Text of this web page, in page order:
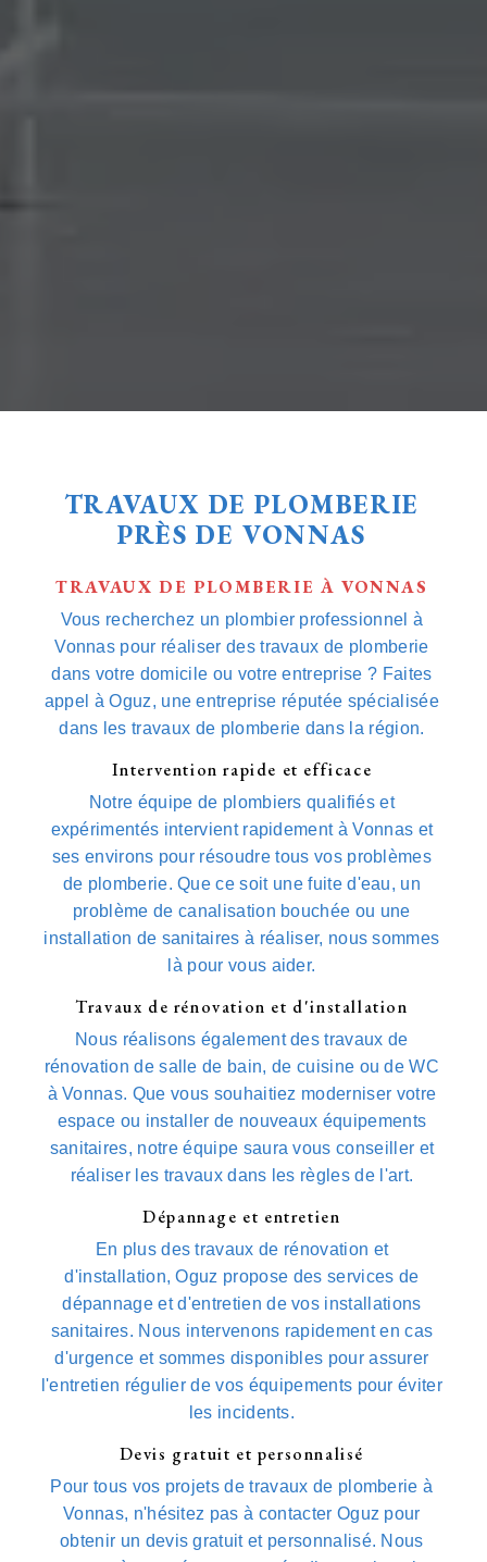
TRAVAUX DE PLOMBERIE
PRÈS DE VONNAS
TRAVAUX DE PLOMBERIE À VONNAS
Vous recherchez un plombier professionnel à
Vonnas pour réaliser des travaux de plomberie
dans votre domicile ou votre entreprise ? Faites
appel à Oguz, une entreprise réputée spécialisée
dans les travaux de plomberie dans la région.
Intervention rapide et efficace
Notre équipe de plombiers qualifiés et
expérimentés intervient rapidement à Vonnas et
ses environs pour résoudre tous vos problèmes
de plomberie. Que ce soit une fuite d'eau, un
problème de canalisation bouchée ou une
installation de sanitaires à réaliser, nous sommes
là pour vous aider.
Travaux de rénovation et d'installation
Nous réalisons également des travaux de
rénovation de salle de bain, de cuisine ou de WC
à Vonnas. Que vous souhaitiez moderniser votre
espace ou installer de nouveaux équipements
sanitaires, notre équipe saura vous conseiller et
réaliser les travaux dans les règles de l'art.
Dépannage et entretien
En plus des travaux de rénovation et
d'installation, Oguz propose des services de
dépannage et d'entretien de vos installations
sanitaires. Nous intervenons rapidement en cas
d'urgence et sommes disponibles pour assurer
l'entretien régulier de vos équipements pour éviter
les incidents.
Devis gratuit et personnalisé
Pour tous vos projets de travaux de plomberie à
Vonnas, n'hésitez pas à contacter Oguz pour
obtenir un devis gratuit et personnalisé. Nous